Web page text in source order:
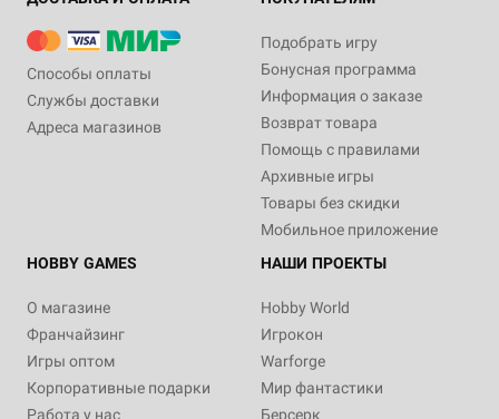
Способы оплаты
Службы доставки
Адреса магазинов
Подобрать игру
Бонусная программа
Информация о заказе
Возврат товара
Помощь с правилами
Архивные игры
Товары без скидки
Мобильное приложение
HOBBY GAMES
О магазине
Франчайзинг
Игры оптом
Корпоративные подарки
Работа у нас
НАШИ ПРОЕКТЫ
Hobby World
Игрокон
Warforge
Мир фантастики
Берсерк